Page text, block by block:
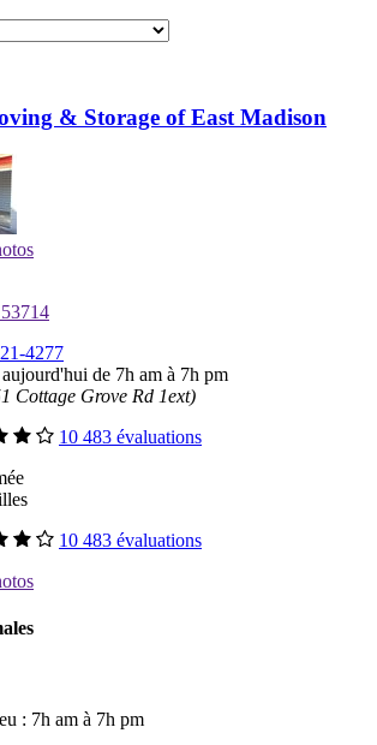
& Storage of East Madison
4277
de 7h am à 7h pm
Cottage Grove Rd 1ext)
10 483 évaluations
10 483 évaluations
: 7h am à 7h pm